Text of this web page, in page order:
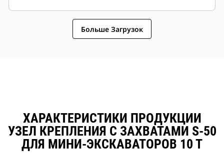
Больше Загрузок
ХАРАКТЕРИСТИКИ ПРОДУКЦИИ
УЗЕЛ КРЕПЛЕНИЯ С ЗАХВАТАМИ S-50
ДЛЯ МИНИ-ЭКСКАВАТОРОВ 10 Т